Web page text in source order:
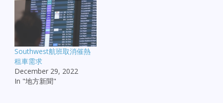
Southwest航班取消催熱
租車需求
December 29, 2022
In "地方新聞"